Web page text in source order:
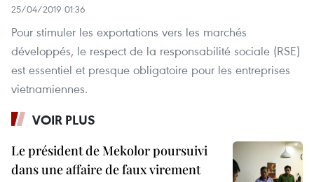
25/04/2019 01:36
Pour stimuler les exportations vers les marchés
développés, le respect de la responsabilité sociale (RSE)
est essentiel et presque obligatoire pour les entreprises
vietnamiennes.
VOIR PLUS
Le président de Mekolor poursuivi
dans une affaire de faux virement